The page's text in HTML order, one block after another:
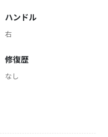
ハンドル
右
修復歴
なし